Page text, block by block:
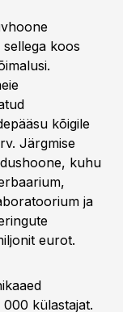
koos
kõigile
Järgmise
kuhu
ja
eurot.
külastajat.